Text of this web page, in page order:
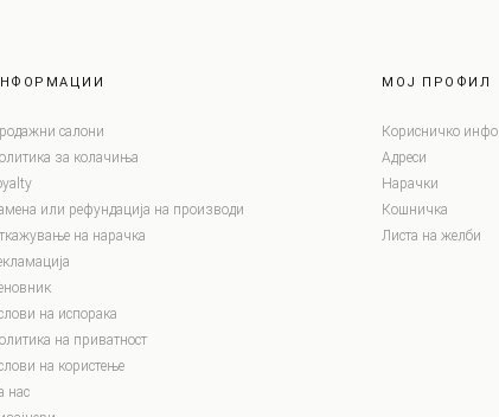
салони
за колачиња
или рефундација на производи
на нарачка
на испорака
на приватност
на користење
нас
МОЈ ПРОФИЛ
Корисничко инфо
Адреси
Нарачки
Кошничка
Листа на желби